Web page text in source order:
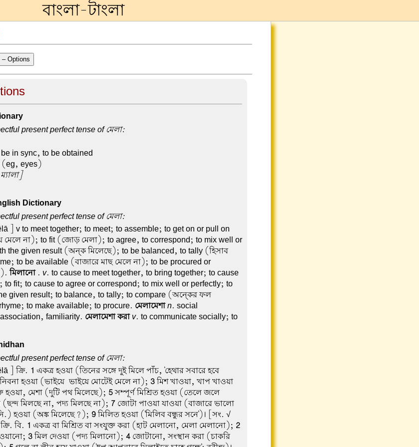
বাংলা-টাংলা
– Options
present perfect tense of মেলা:
in sync, to be obtained
(eg, eyes)
Dictionary
present perfect tense of মেলা:
] v to meet together; to meet; to assemble; to get on or pull on
মেলে না); to fit (জোড় মেলা); to agree, to correspond; to mix well or
the given result (অন্ক মিলেছে); to be balanced, to tally (হিসাব
to be available (বাজারে মাছ মেলে না); to be procured or
মিলানো. v. to cause to meet together, to bring together; to cause
to fit; to cause to agree or correspond; to mix well or perfectly; to
given result; to balance, to tally; to compare (অন্কের ফল
to make available; to procure. মেলামেশা n. social
familiarity. মেলামেশা করা v. to communicate socially; to
present perfect tense of মেলা:
] ক্রি. 1 একত্র হওয়া (তিনের সঙ্গে দুই মিলে পাঁচ, 'হেথার সবারে হবে
হওয়া (ভাইয়ে-ভাইয়ে মোটেই মেলে না); 3মিশ খাওয়া, খাপ খাওয়া
হওয়া, মেশা (দুটি পথ মিলেছে); 5সম্পূর্ণ মিশ্রিত হওয়া (তেলে জলে
মিলছে না, পদ্য মিলছে না); 7জোটা পাওয়া যাওয়া (বাজারে ভালো
হওয়া (অঙ্ক মিলেছে?); 9মিলিত হওয়া ('মিলিব বন্ধুর সনে')। [সং. √
বি. 1 একত্র বা মিশ্রিত বা সংযুক্ত করা (হাট মেলানো, মেলা মেলানো); 2
3মিল দেওয়া (পদ্য মিলানো); 4জোটানো, সংস্থান করা (চাকরি